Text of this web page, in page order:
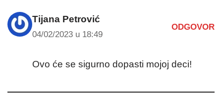
Tijana Petrović
04/02/2023 u 18:49
ODGOVOR
Ovo će se sigurno dopasti mojoj deci!